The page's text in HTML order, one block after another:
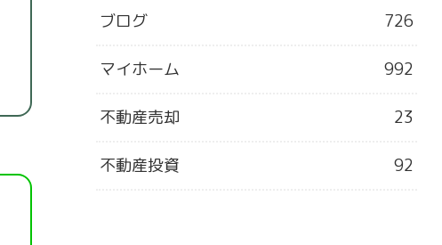
ブログ 726
マイホーム 992
不動産売却 23
不動産投資 92